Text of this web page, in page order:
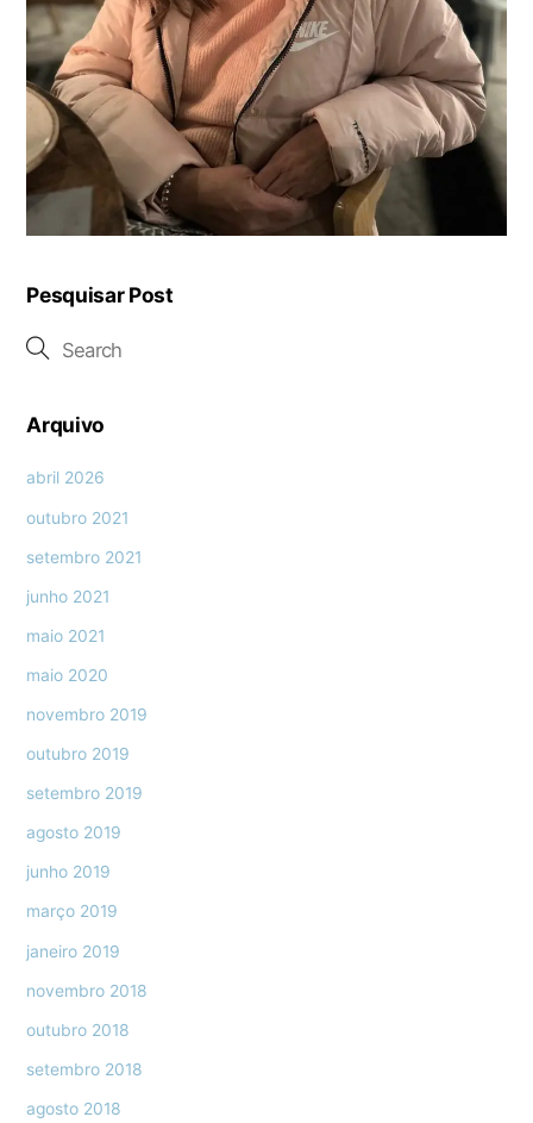
Pesquisar Post
Arquivo
abril 2026
outubro 2021
setembro 2021
junho 2021
maio 2021
maio 2020
novembro 2019
outubro 2019
setembro 2019
agosto 2019
junho 2019
março 2019
janeiro 2019
novembro 2018
outubro 2018
setembro 2018
agosto 2018